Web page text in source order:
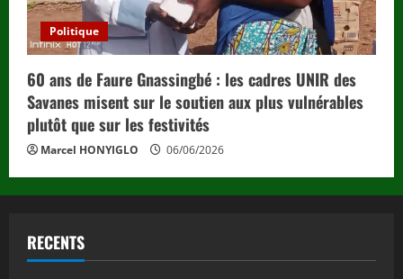
Politique
60 ans de Faure Gnassingbé : les cadres UNIR des
Savanes misent sur le soutien aux plus vulnérables
plutôt que sur les festivités
Marcel HONYIGLO 06/06/2026
RECENTS